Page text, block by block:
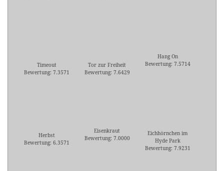
Timeout
Bewertung: 7.3571
Tor zur Freiheit
Bewertung: 7.6429
Hang On
Bewertung: 7.5714
Herbst
Bewertung: 6.3571
Eisenkraut
Bewertung: 7.0000
Eichhörnchen im
Hyde Park
Bewertung: 7.9231